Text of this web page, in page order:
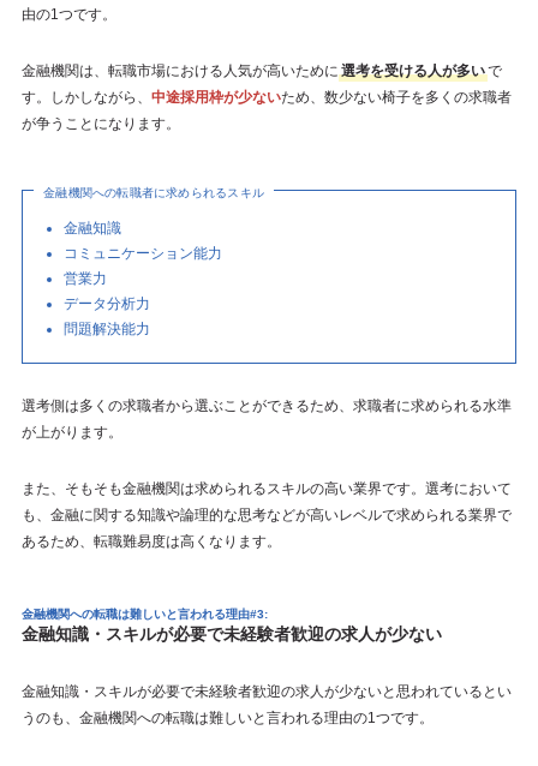
由の1つです。
金融機関は、転職市場における人気が高いために 選考を受ける人が多いで
す。しかしながら、 中途採用枠が少ないため、数少ない椅子を多くの求職者
が争うことになります。
金融機関への転職者に求められるスキル
金融知識
コミュニケーション能力
営業力
データ分析力
問題解決能力
選考側は多くの求職者から選ぶことができるため、求職者に求められる水準
が上がります。
また、そもそも金融機関は求められるスキルの高い業界です。選考において
も、金融に関する知識や論理的な思考などが高いレベルで求められる業界で
あるため、転職難易度は高くなります。
金融機関への転職は難しいと言われる理由#3:
金融知識・スキルが必要で未経験者歓迎の求人が少ない
金融知識・スキルが必要で未経験者歓迎の求人が少ないと思われているとい
うのも、金融機関への転職は難しいと言われる理由の1つです。